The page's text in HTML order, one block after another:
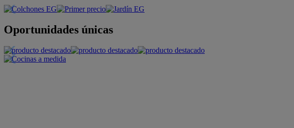
Oportunidades únicas